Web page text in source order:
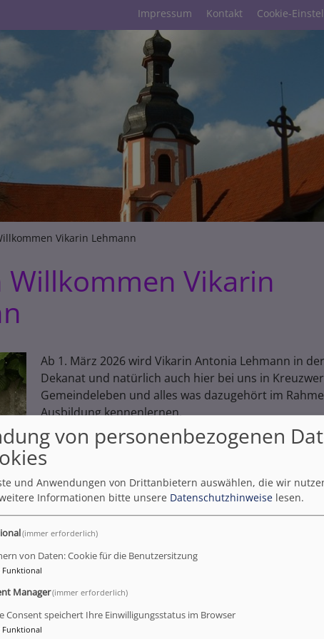
Fußbereichsmenü
Impressum Kontakt Cookie-
Vikarin Lehmann
Willkommen Vikarin
Ab 1. März 2026 wird Vikarin Antonia Lehmann in
Dekanat und natürlich auch hier bei uns in
Gemeindeleben und alles was dazugehört im
Ausbildung kennenlernen.
Am 22. März um 11.00 Uhr besteht nach dem
Einführungsgottesdienst für Vikarin Antonia
Möglichkeit sie persönlich kennenzulernen und ein
zu plaudern.
von personenbezogenen
und Anwendungen von Drittanbietern auswählen, die wir
Informationen bitte unsere Datenschutzhinweise lesen.
(immer erforderlich)
von Daten: Cookie für die Benutzersitzung
Funktional
Manager(immer erforderlich)
Consent speichert Ihre Einwilligungsstatus im Browser
Funktional